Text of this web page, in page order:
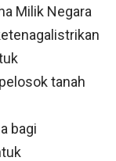
Milik Negara
tanah
bagi